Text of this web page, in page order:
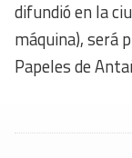
difundió en la
máquina), será
Papeles de